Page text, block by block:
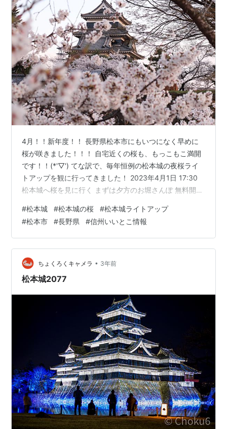
4月！！新年度！！ 長野県松本市にもいつになく早めに
桜が咲きました！！！ 自宅近くの桜も、もっこもこ満開
です！！(*'▽') てな訳で、毎年恒例の松本城の夜桜ライ
トアップを観に行ってきました！ 2023年4月1日 17:30
松本城へ桜を見に行く まずは夕方のお堀さんぽ 無料開放
堀を眺め歩く 広告 2023年4月1日 17:30 松本城へ桜を見
に行く まずは夕方のお堀さんぽ 松本城にはお堀にも桜並
木があります。 9割咲きといった感じでしょうか？ い
や、もしかして丁度満開？！ 花びらが散るという事はな
いから満開になった瞬間の最高のタイミングか…
#松本城 #松本城の桜 #松本城ライトアップ
#松本市 #長野県 #信州いいとこ情報
ちょくろくキャメラ • 3年前
松本城2077